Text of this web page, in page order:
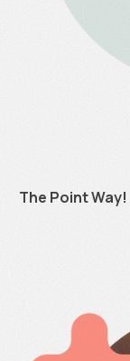
The Point Way!